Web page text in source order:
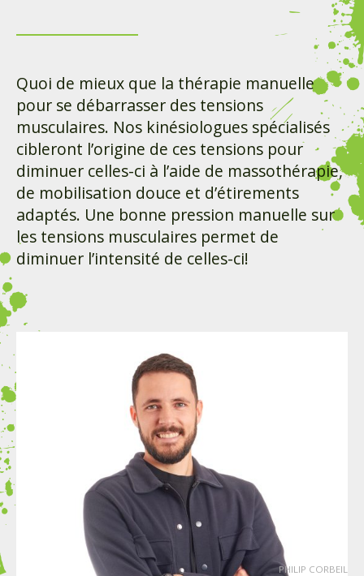
Quoi de mieux que la thérapie manuelle
pour se débarrasser des tensions
musculaires. Nos kinésiologues spécialisés
cibleront l’origine de ces tensions pour
diminuer celles-ci à l’aide de massothérapie,
de mobilisation douce et d’étirements
adaptés. Une bonne pression manuelle sur
les tensions musculaires permet de
diminuer l’intensité de celles-ci!
PHILIP CORBEIL